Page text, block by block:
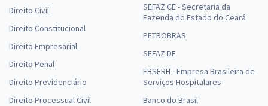
Direito Civil
Direito Constitucional
Direito Empresarial
Direito Penal
Direito Previdenciário
Direito Processual Civil
SEFAZ CE - Secretaria da
Fazenda do Estado do Ceará
PETROBRAS
SEFAZ DF
EBSERH - Empresa Brasileira de
Serviços Hospitalares
Banco do Brasil